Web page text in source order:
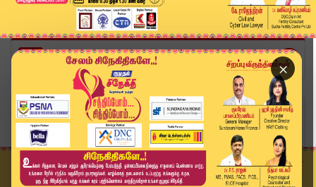
×
Home
வீடியோ ஸ்டோரி
மாலை 4 மணி தலைப்பு செய்திகள் | 21-05-2026 | 4 P...